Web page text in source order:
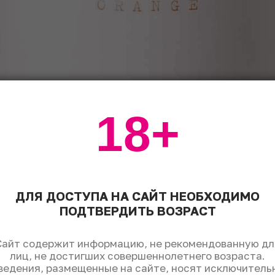
ДЛЯ ДОСТУПА НА САЙТ НЕОБХОДИМО
ПОДТВЕРДИТЬ ВОЗРАСТ
содержит информацию, не рекомендованную
лиц, не достигших совершеннолетнего возраста.
размещенные на сайте, носят
18+